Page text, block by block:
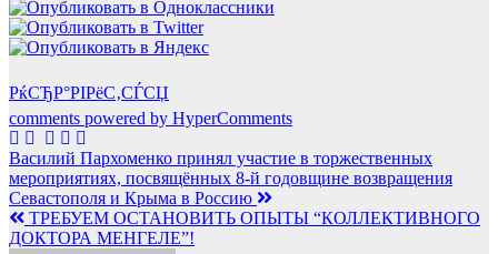
РќСЂР°РІРёС‚СЃСЏ
comments powered by HyperComments
Навигация
по
записям
Василий Пархоменко принял участие в торжественных
мероприятиях, посвящённых 8-й годовщине возвращения
Севастополя и Крыма в Россию
ТРЕБУЕМ ОСТАНОВИТЬ ОПЫТЫ “КОЛЛЕКТИВНОГО
ДОКТОРА МЕНГЕЛЕ”!